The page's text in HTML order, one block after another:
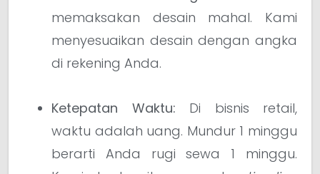
memaksakan desain mahal. Kami
menyesuaikan desain dengan angka
di rekening Anda.
Ketepatan Waktu: Di bisnis retail,
waktu adalah uang. Mundur 1 minggu
berarti Anda rugi sewa 1 minggu.